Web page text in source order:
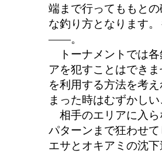
端まで行ってももと
な釣り方となります
――。
トーナメントでは各
アを犯すことはでき
を利用する方法を考
まった時はむずかし
相手のエリアに入ら
パターンまで狂わせ
エサとオキアミの沈